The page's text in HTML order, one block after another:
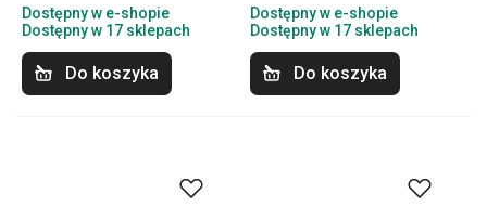
Dostępny w e-shopie
Dostępny w 17 sklepach
Do koszyka
Dostępny w e-shopie
Dostępny w 17 sklepach
Do koszyka